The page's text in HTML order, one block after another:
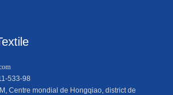
533-98
Centre mondial de Hongqiao, district de